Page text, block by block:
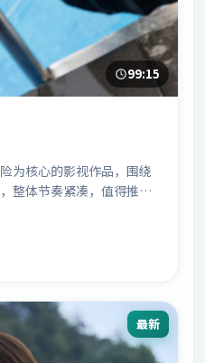
99:15
为核心的影视作品，围绕
整体节奏紧凑，值得推荐
最新